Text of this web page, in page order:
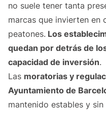
no suele te­ner tanta
marcas que invierten en
peatones. Los
quedan por detrás de
capacidad de inversión.
Las moratorias y
Ayuntamiento de
mantenido estables y